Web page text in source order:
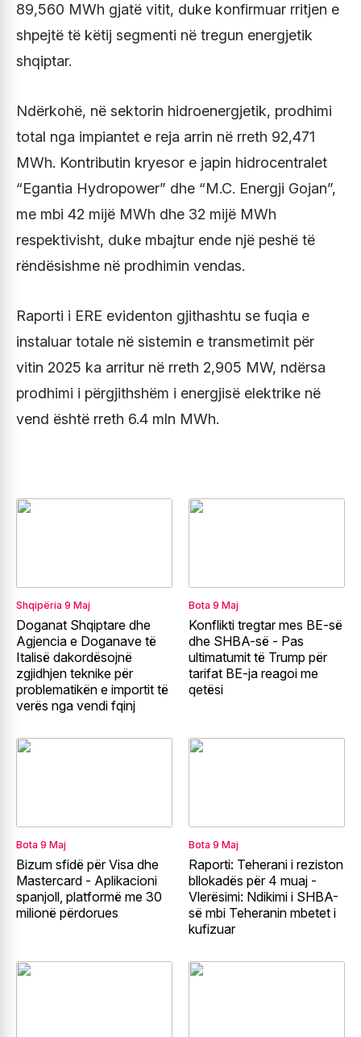
89,560 MWh gjatë vitit, duke konfirmuar rritjen e
shpejtë të këtij segmenti në tregun energjetik
shqiptar.
Ndërkohë, në sektorin hidroenergjetik, prodhimi
total nga impiantet e reja arrin në rreth 92,471
MWh. Kontributin kryesor e japin hidrocentralet
“Egantia Hydropower” dhe “M.C. Energji Gojan”,
me mbi 42 mijë MWh dhe 32 mijë MWh
respektivisht, duke mbajtur ende një peshë të
rëndësishme në prodhimin vendas.
Raporti i ERE evidenton gjithashtu se fuqia e
instaluar totale në sistemin e transmetimit për
vitin 2025 ka arritur në rreth 2,905 MW, ndërsa
prodhimi i përgjithshëm i energjisë elektrike në
vend është rreth 6.4 mln MWh.
Shqipëria 9 Maj
Doganat Shqiptare dhe
Agjencia e Doganave të
Italisë dakordësojnë
zgjidhjen teknike për
problematikën e importit të
verës nga vendi fqinj
Bota 9 Maj
Konflikti tregtar mes BE-së
dhe SHBA-së - Pas
ultimatumit të Trump për
tarifat BE-ja reagoi me
qetësi
Bota 9 Maj
Bizum sfidë për Visa dhe
Mastercard - Aplikacioni
spanjoll, platformë me 30
milionë përdorues
Bota 9 Maj
Raporti: Teherani i reziston
bllokadës për 4 muaj -
Vlerësimi: Ndikimi i SHBA-
së mbi Teheranin mbetet i
kufizuar